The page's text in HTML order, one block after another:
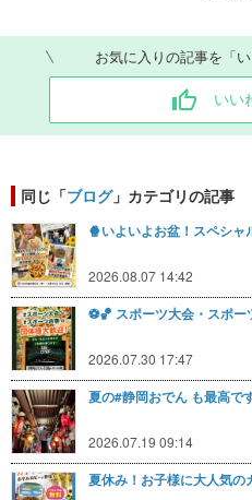
お気に入りの記事を「
いい
同じ「ブログ」カテゴリの記事
🍿いよいよお盆！スペシャ
2026.08.07 14:42
⚽🏀 スポーツ大会・スポー
2026.07.30 17:47
夏の#静岡おでん も最高で
2026.07.19 09:14
夏休み！お子様に大人気の